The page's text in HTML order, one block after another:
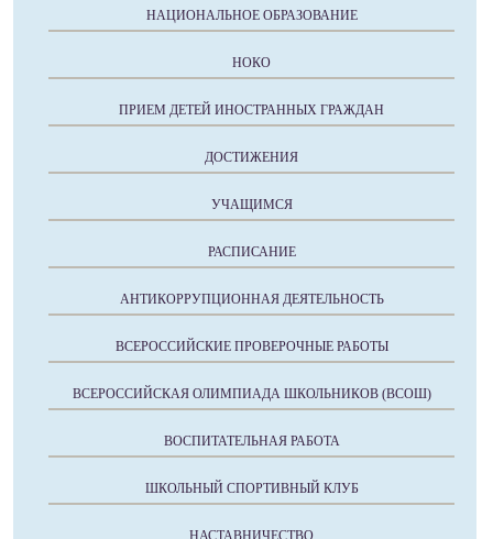
НАЦИОНАЛЬНОЕ ОБРАЗОВАНИЕ
НОКО
ПРИЕМ ДЕТЕЙ ИНОСТРАННЫХ ГРАЖДАН
ДОСТИЖЕНИЯ
УЧАЩИМСЯ
РАСПИСАНИЕ
АНТИКОРРУПЦИОННАЯ ДЕЯТЕЛЬНОСТЬ
ВСЕРОССИЙСКИЕ ПРОВЕРОЧНЫЕ РАБОТЫ
ВСЕРОССИЙСКАЯ ОЛИМПИАДА ШКОЛЬНИКОВ (ВСОШ)
ВОСПИТАТЕЛЬНАЯ РАБОТА
ШКОЛЬНЫЙ СПОРТИВНЫЙ КЛУБ
НАСТАВНИЧЕСТВО